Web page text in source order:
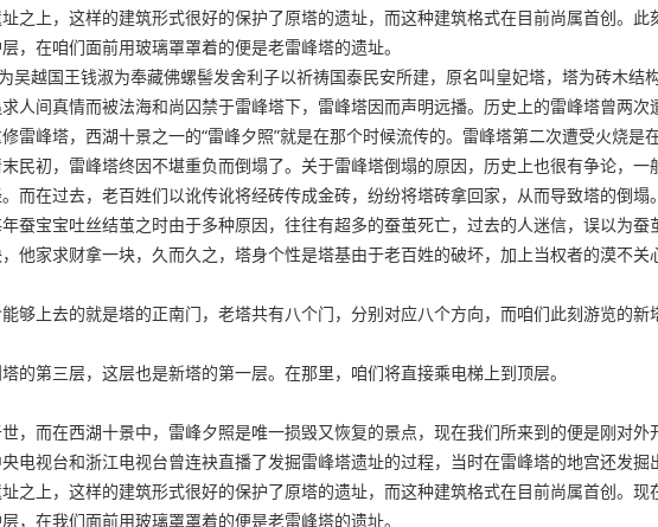
之上，这样的建筑形式很好的保护了原塔的遗址，而这种建筑格式在目前尚属首创。此
，在咱们面前用玻璃罩罩着的便是老雷峰塔的遗址。
吴越国王钱淑为奉藏佛螺髻发舍利子以祈祷国泰民安所建，原名叫皇妃塔，塔为砖木
人间真情而被法海和尚囚禁于雷峰塔下，雷峰塔因而声明远播。历史上的雷峰塔曾两
雷峰塔，西湖十景之一的“雷峰夕照”就是在那个时候流传的。雷峰塔第二次遭受火烧
民初，雷峰塔终因不堪重负而倒塌了。关于雷峰塔倒塌的原因，历史上也很有争论，
而在过去，老百姓们以讹传讹将经砖传成金砖，纷纷将塔砖拿回家，从而导致塔的倒塌
蚕宝宝吐丝结茧之时由于多种原因，往往有超多的蚕茧死亡，过去的人迷信，误以为
他家求财拿一块，久而久之，塔身个性是塔基由于老百姓的破坏，加上当权者的漠不
够上去的就是塔的正南门，老塔共有八个门，分别对应八个方向，而咱们此刻游览的
的第三层，这层也是新塔的第一层。在那里，咱们将直接乘电梯上到顶层。
，而在西湖十景中，雷峰夕照是唯一损毁又恢复的景点，现在我们所来到的便是刚对外
电视台和浙江电视台曾连袂直播了发掘雷峰塔遗址的过程，当时在雷峰塔的地宫还发
之上，这样的建筑形式很好的保护了原塔的遗址，而这种建筑格式在目前尚属首创。现
，在我们面前用玻璃罩罩着的便是老雷峰塔的遗址。